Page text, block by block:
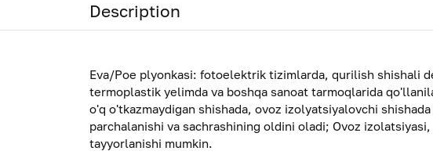
Description
Eva/Poe plyonkasi: fotoelektrik tizimlarda, qurilish shishali
termoplastik yelimda va boshqa sanoat tarmoqlarida
o'q o'tkazmaydigan shishada, ovoz izolyatsiyalovchi
parchalanishi va sachrashining oldini oladi; Ovoz
tayyorlanishi mumkin.